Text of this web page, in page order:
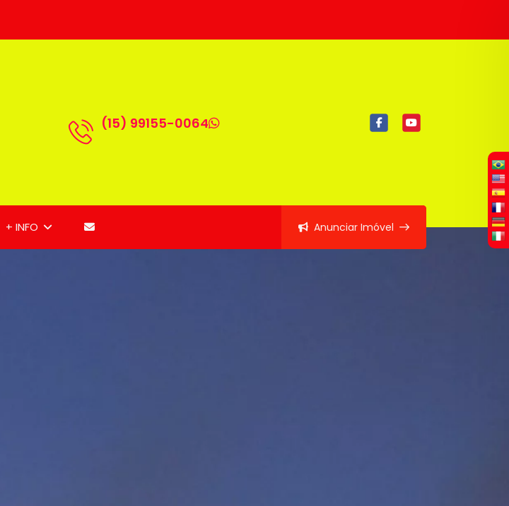
(15) 99155-0064
+ INFO Anunciar Imóvel